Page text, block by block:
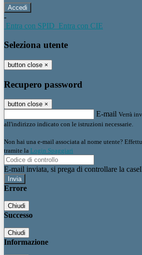
-
Entra con SPID Entra con CIE
Seleziona utente
button close ×
Recupero password
button close ×
E-mail Verrà
all'indirizzo indicato con le istruzioni necessarie.
Non hai una e-mail associata al nome utente?
tramite la Login Spaggiari
E-mail inviata, si prega di controllare la
Errore
Chiudi
Successo
Chiudi
Informazione